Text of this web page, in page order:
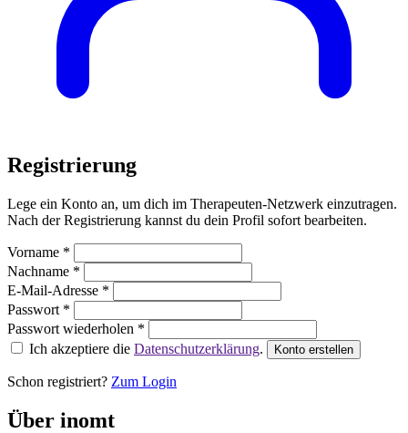
Registrierung
Lege ein Konto an, um dich im Therapeuten-Netzwerk einzutragen.
Nach der Registrierung kannst du dein Profil sofort bearbeiten.
Vorname *
Nachname *
E-Mail-Adresse *
Passwort *
Passwort wiederholen *
Ich akzeptiere die Datenschutzerklärung. Konto erstellen
Schon registriert? Zum Login
Über inomt